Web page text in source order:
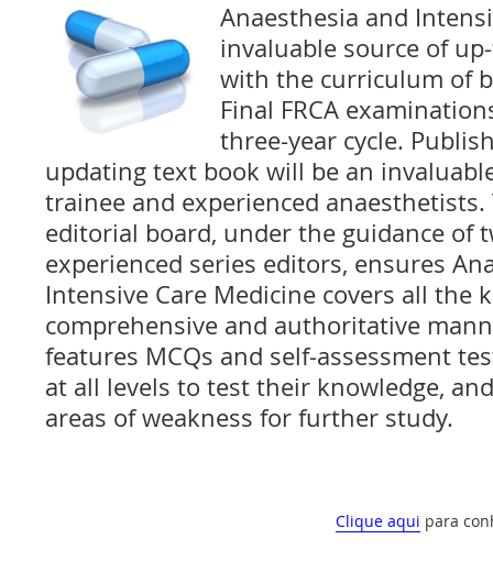
Anaesthesia and
invaluable source of
with the curriculum of
Final FRCA
three-year cycle.
updating text book will be an
trainee and experienced
editorial board, under the guidance of
experienced series editors, ensures
Intensive Care Medicine covers all the
comprehensive and authoritative
features MCQs and self-assessment
at all levels to test their knowledge,
areas of weakness for further study.
Clique aqui para